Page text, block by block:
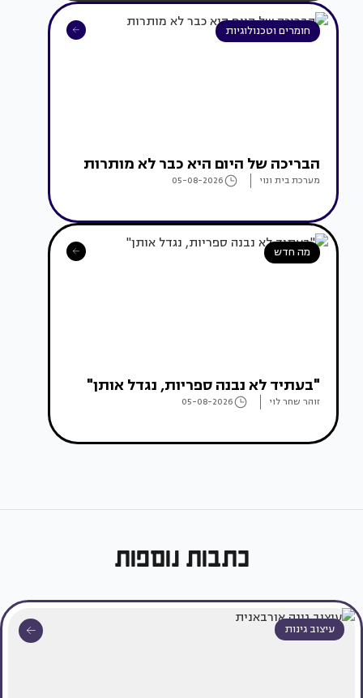
חומרים וטכנולוגיות
הבריכה של היום היא כבר לא מותרות
מערכת בית ונוי 05-08-2026
מה חדש
"בעתיד לא נבנה ספריות, נגדל אותן"
זוהר שחר לוי 05-08-2026
כתבות נוספות
עיצוב גינות